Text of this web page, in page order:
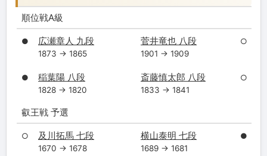
順位戦A級
● 広瀬章人 九段
1873 → 1865
菅井竜也 八段
1901 → 1909
○
● 稲葉陽 八段
1828 → 1820
斎藤慎太郎 八段
1833 → 1841
○
叡王戦 予選
○ 及川拓馬 七段
1670 → 1678
横山泰明 七段
1689 → 1681
●